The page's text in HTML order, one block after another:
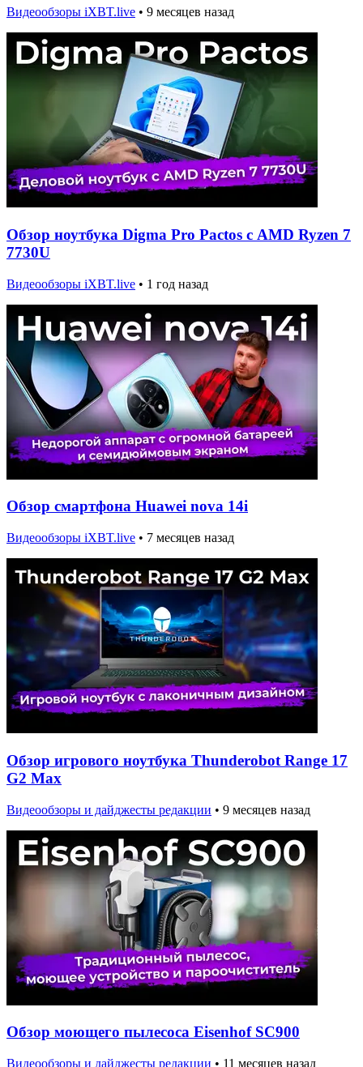
Видеообзоры iXBT.live • 9 месяцев назад
Обзор ноутбука Digma Pro Pactos с AMD Ryzen 7
7730U
Видеообзоры iXBT.live • 1 год назад
Обзор смартфона Huawei nova 14i
Видеообзоры iXBT.live • 7 месяцев назад
Обзор игрового ноутбука Thunderobot Range 17
G2 Max
Видеообзоры и дайджесты редакции • 9 месяцев назад
Обзор моющего пылесоса Eisenhof SC900
Видеообзоры и дайджесты редакции • 11 месяцев назад